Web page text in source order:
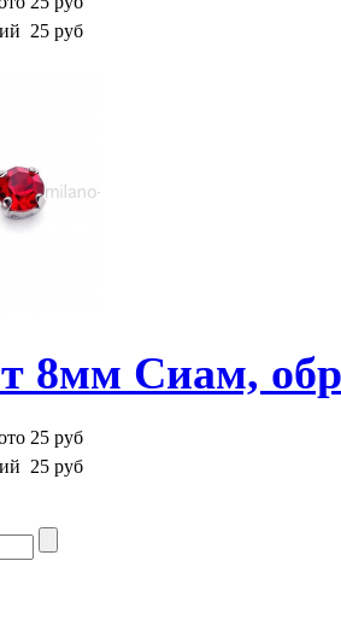
25 руб
8мм Сиам,
25 руб
25 руб